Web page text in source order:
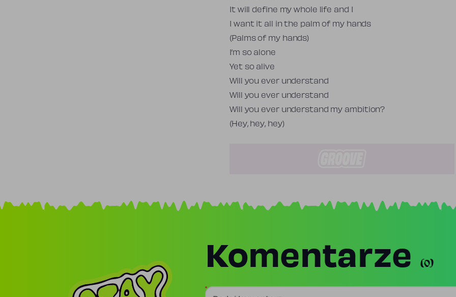
It will define my whole life and I
I want it all in the palm of my hands
(Palms of my hands)
I’m so alone
Yet so alive
Will you ever understand
Will you ever understand
Will you ever understand my ambition?
(Hey, hey, hey)
Komentarze (0)
Dodaj komentarz